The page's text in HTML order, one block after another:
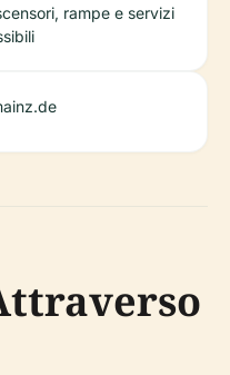
rampe e servizi